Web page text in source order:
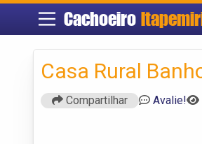
Cachoeiro
Casa Rural
Compartilhar Avalie!